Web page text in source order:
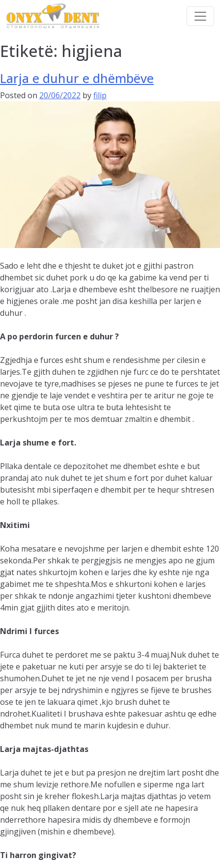
Etiketë: higjiena
Larja e duhur e dhëmbëve
Posted on 20/06/2022 byfilip
Sado e leht dhe e thjesht te duket jot e gjithi pastron
dhembet sic duhet pork u do qe ka gabime ka vend per ti
korigjuar ato .Larja e dhembeve esht thelbesore ne ruajtjen
e higjenes orale .me posht jan disa keshilla per larjen e
duhur .
A po perdorin furcen e duhur ?
Zgjedhja e furces esht shum e rendesishme per cilesin e
larjes.Te gjith duhen te zgjidhen nje furc ce do te pershtatet
nevojave te tyre,madhises se pjeses ne pune te furces te jet
ne gjendje te laje vendet e veshtira per te aritur ne goje te
ket qime te buta ose ultra te buta lehtesisht te
perkushtojm per te mos demtuar zmaltin e dhembit .
Larja shume e fort.
Pllaka dentale ce depozitohet me dhembet eshte e but
prandaj ato nuk duhet te jet shum e fort por duhet kaluar
butesisht mbi siperfaqen e dhembit per te hequr shtresen
e holl te pllakes.
Nxitimi
Koha mesatare e nevojshme per larjen e dhembit eshte 120
sekonda.Per shkak te pergjegjsis ne mengjes apo ne gjum
gjat nates shkurtojm kohen e larjes dhe ky eshte nje nga
gabimet me te shpeshta.Mos e shkurtoni kohen e larjes
per shkak te ndonje angazhimi tjeter kushtoni dhembeve
4min gjat gjjith dites ato e meritojn.
Ndrimi I furces
Furca duhet te perdoret me se paktu 3-4 muaj.Nuk duhet te
jete e paketuar ne kuti per arsyje se do ti lej bakteriet te
shumohen.Duhet te jet ne nje vend I posacem per brusha
per arsyje te bej ndryshimin e ngjyres se fijeve te brushes
ose te jen te lakuara qimet ,kjo brush duhet te
ndrohet.Kualiteti I brushava eshte pakesuar ashtu qe edhe
dhembet nuk mund te marin kujdesin e duhur.
Larja majtas-djathtas
Larja duhet te jet e but pa presjon ne drejtim lart posht dhe
me shum levizje rethore.Me nofullen e siperme nga lart
posht sin je kreher flokesh.Larja majtas djathtas jo vetem
qe nuk heq pllaken dentare por e sjell ate ne hapesira
nderrethore hapesira midis dy dhembeve e formojn
gjingjiven (mishin e dhembeve).
Ti harron gingivat?